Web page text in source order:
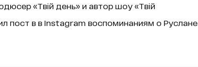
«Твій день» и автор шоу «Твій
пост в в Instagram воспоминаниям о Руслане